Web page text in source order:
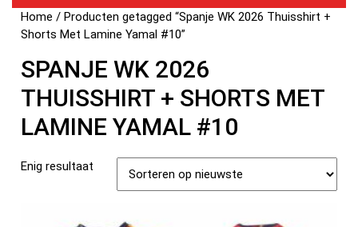
Home / Producten getagged “Spanje WK 2026 Thuisshirt +
Shorts Met Lamine Yamal #10”
SPANJE WK 2026
THUISSHIRT + SHORTS MET
LAMINE YAMAL #10
Enig resultaat